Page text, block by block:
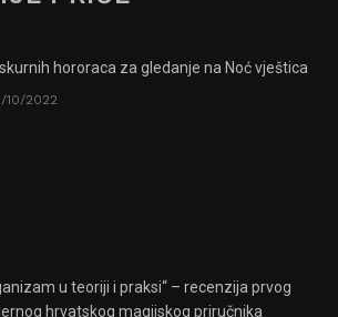
hororaca za gledanje na Noć vještica
10/2022
u teoriji i praksi“ – recenzija prvog
hrvatskog magijskog priručnika